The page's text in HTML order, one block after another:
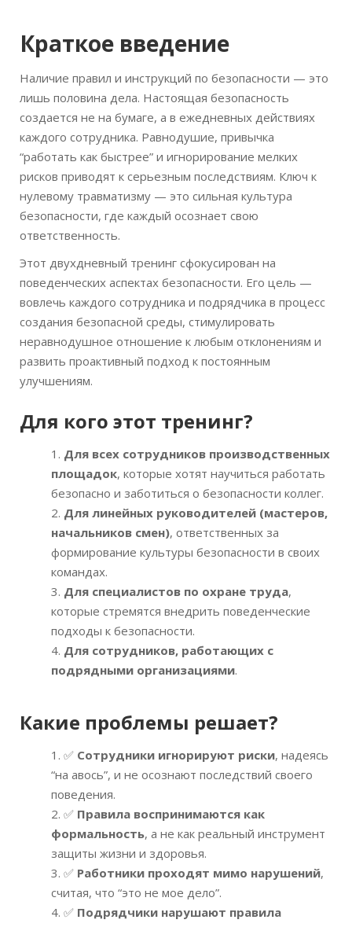
Краткое введение
Наличие правил и инструкций по безопасности — это
лишь половина дела. Настоящая безопасность
создается не на бумаге, а в ежедневных действиях
каждого сотрудника. Равнодушие, привычка
“работать как быстрее” и игнорирование мелких
рисков приводят к серьезным последствиям. Ключ к
нулевому травматизму — это сильная культура
безопасности, где каждый осознает свою
ответственность.
Этот двухдневный тренинг сфокусирован на
поведенческих аспектах безопасности. Его цель —
вовлечь каждого сотрудника и подрядчика в процесс
создания безопасной среды, стимулировать
неравнодушное отношение к любым отклонениям и
развить проактивный подход к постоянным
улучшениям.
Для кого этот тренинг?
Для всех сотрудников производственных
площадок, которые хотят научиться работать
безопасно и заботиться о безопасности коллег.
Для линейных руководителей (мастеров,
начальников смен), ответственных за
формирование культуры безопасности в своих
командах.
Для специалистов по охране труда,
которые стремятся внедрить поведенческие
подходы к безопасности.
Для сотрудников, работающих с
подрядными организациями.
Какие проблемы решает?
✅ Сотрудники игнорируют риски, надеясь
“на авось”, и не осознают последствий своего
поведения.
✅ Правила воспринимаются как
формальность, а не как реальный инструмент
защиты жизни и здоровья.
✅ Работники проходят мимо нарушений,
считая, что “это не мое дело”.
✅ Подрядчики нарушают правила